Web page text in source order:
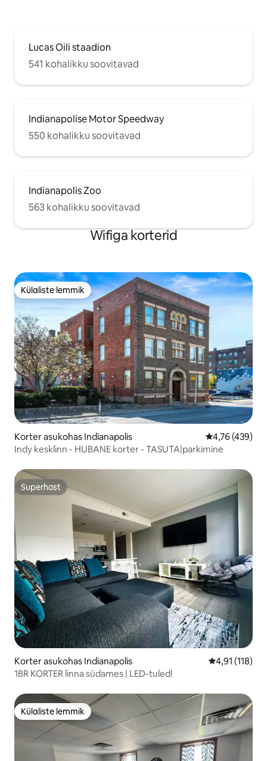
Lucas Oili staadion
541 kohalikku soovitavad
Indianapolise Motor Speedway
550 kohalikku soovitavad
Indianapolis Zoo
563 kohalikku soovitavad
Wifiga korterid
Külaliste lemmik
Külaliste lemmik
Korter asukohas Indianapolis Keskmine
4,76 (439)
Indy kesklinn - HUBANE korter - TASUTA|parkimine
Superhost
Superhost
Korter asukohas Indianapolis Keskmine
4,91 (118)
1BR KORTER linna südames | LED-tuled!
Külaliste lemmik
Külaliste lemmik